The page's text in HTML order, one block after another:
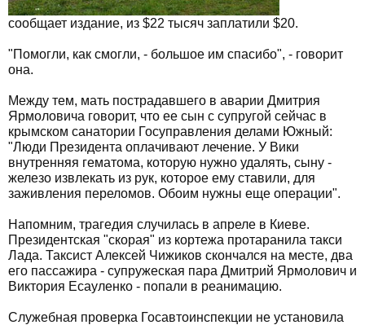
сообщает издание, из $22 тысяч заплатили $20.
"Помогли, как смогли, - большое им спасибо", - говорит
она.
Между тем, мать пострадавшего в аварии Дмитрия
Ярмоловича говорит, что ее сын с супругой сейчас в
крымском санатории Госуправления делами Южный:
"Люди Президента оплачивают лечение. У Вики
внутренняя гематома, которую нужно удалять, сыну -
железо извлекать из рук, которое ему ставили, для
заживления переломов. Обоим нужны еще операции".
Напомним, трагедия случилась в апреле в Киеве.
Президентская "скорая" из кортежа протаранила такси
Лада. Таксист Алексей Чижиков скончался на месте, два
его пассажира - супружеская пара Дмитрий Ярмолович и
Виктория Есауленко - попали в реанимацию.
Служебная проверка Госавтоинспекции не установила